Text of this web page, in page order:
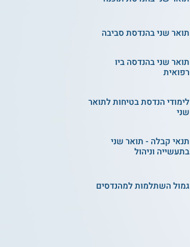
תואר שני בהנדסת סביבה
תואר שני בהנדסה ביו
רפואית
לימודי הנדסת בטיחות לתואר
שני
תנאי קבלה - תואר שני
בתעשייה וניהול
גמול השתלמות למהנדסים